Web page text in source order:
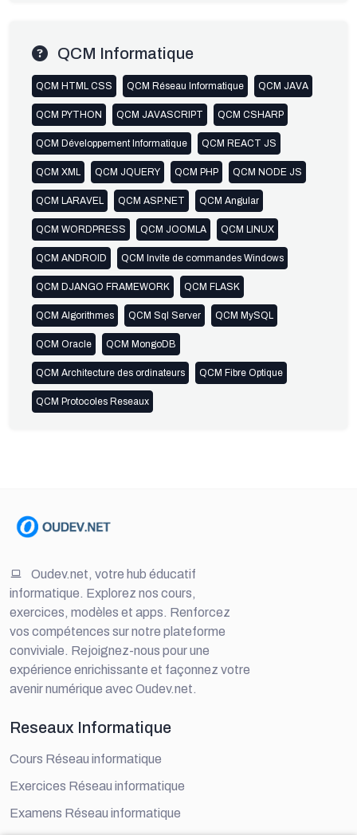
QCM Informatique
QCM HTML CSS QCM Réseau Informatique QCM JAVA
QCM PYTHON QCM JAVASCRIPT QCM CSHARP
QCM Développement Informatique QCM REACT JS
QCM XML QCM JQUERY QCM PHP QCM NODE JS
QCM LARAVEL QCM ASP.NET QCM Angular
QCM WORDPRESS QCM JOOMLA QCM LINUX
QCM ANDROID QCM Invite de commandes Windows
QCM DJANGO FRAMEWORK QCM FLASK
QCM Algorithmes QCM Sql Server QCM MySQL
QCM Oracle QCM MongoDB
QCM Architecture des ordinateurs QCM Fibre Optique
QCM Protocoles Reseaux
Oudev.net, votre hub éducatif
informatique. Explorez nos cours,
exercices, modèles et apps. Renforcez
vos compétences sur notre plateforme
conviviale. Rejoignez-nous pour une
expérience enrichissante et façonnez votre
avenir numérique avec Oudev.net.
Reseaux Informatique
Cours Réseau informatique
Exercices Réseau informatique
Examens Réseau informatique